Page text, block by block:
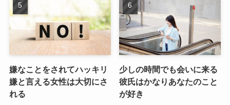
嫌なことをされてハッキリ
嫌と言える女性は大切にさ
れる
少しの時間でも会いに来る
彼氏はかなりあなたのこと
が好き